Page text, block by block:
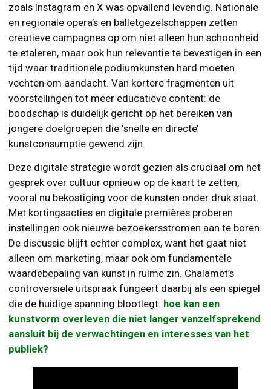
zoals Instagram en X was opvallend levendig. Nationale
en regionale opera’s en balletgezelschappen zetten
creatieve campagnes op om niet alleen hun schoonheid
te etaleren, maar ook hun relevantie te bevestigen in een
tijd waar traditionele podiumkunsten hard moeten
vechten om aandacht. Van kortere fragmenten uit
voorstellingen tot meer educatieve content: de
boodschap is duidelijk gericht op het bereiken van
jongere doelgroepen die ‘snelle en directe’
kunstconsumptie gewend zijn.
Deze digitale strategie wordt gezien als cruciaal om het
gesprek over cultuur opnieuw op de kaart te zetten,
vooral nu bekostiging voor de kunsten onder druk staat.
Met kortingsacties en digitale premières proberen
instellingen ook nieuwe bezoekersstromen aan te boren.
De discussie blijft echter complex, want het gaat niet
alleen om marketing, maar ook om fundamentele
waardebepaling van kunst in ruime zin. Chalamet’s
controversiële uitspraak fungeert daarbij als een spiegel
die de huidige spanning blootlegt: hoe kan een
kunstvorm overleven die niet langer vanzelfsprekend
aansluit bij de verwachtingen en interesses van het
publiek?